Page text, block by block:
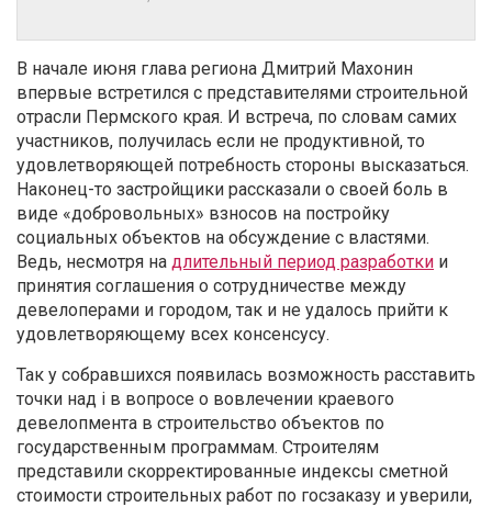
В начале июня глава региона Дмитрий Махонин
впервые встретился с представителями строительной
отрасли Пермского края. И встреча, по словам самих
участников, получилась если не продуктивной, то
удовлетворяющей потребность стороны высказаться.
Наконец-то застройщики рассказали о своей боль в
виде «добровольных» взносов на постройку
социальных объектов на обсуждение с властями.
Ведь, несмотря на длительный период разработки и
принятия соглашения о сотрудничестве между
девелоперами и городом, так и не удалось прийти к
удовлетворяющему всех консенсусу.
Так у собравшихся появилась возможность расставить
точки над i в вопросе о вовлечении краевого
девелопмента в строительство объектов по
государственным программам. Строителям
представили скорректированные индексы сметной
стоимости строительных работ по госзаказу и уверили,